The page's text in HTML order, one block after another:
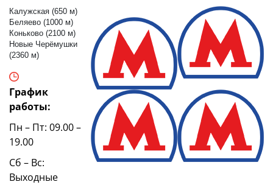
Калужская (650 м)
Беляево (1000 м)
Коньково (2100 м)
Новые Черёмушки
(2360 м)
График
работы:
Пн – Пт: 09.00 –
19.00
Сб – Вс:
Выходные